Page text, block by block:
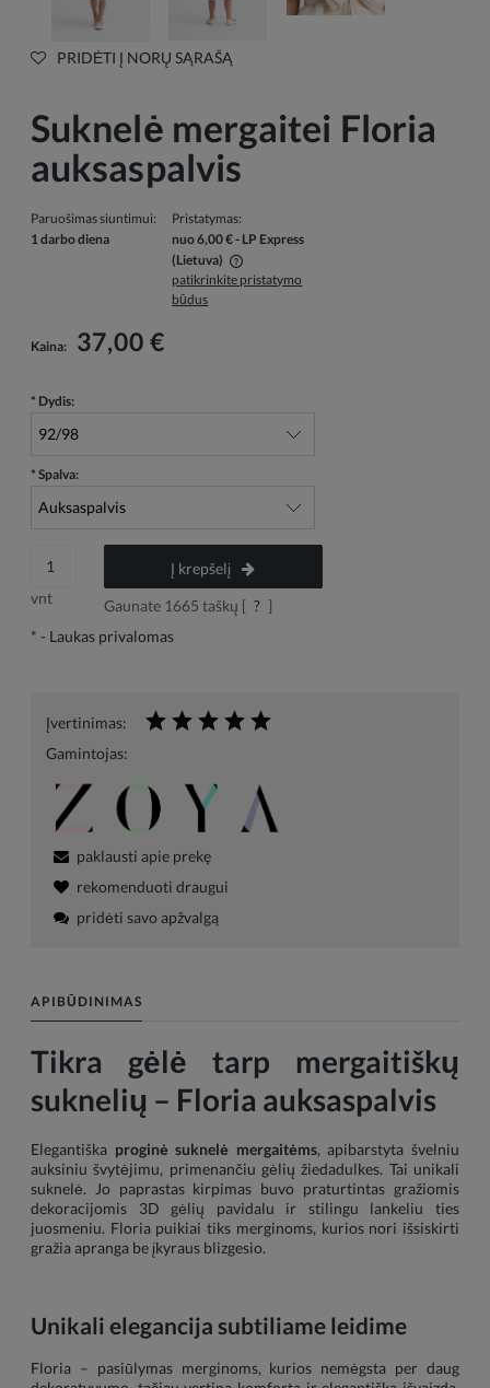
PRIDĖTI Į NORŲ SĄRAŠĄ
Suknelė mergaitei Floria
auksaspalvis
Paruošimas siuntimui:
1 darbo diena
Pristatymas:
nuo 6,00 €- LP Express
(Lietuva)
Į kainą neįskaičiuotos galimos mokėjimo išlaidos
patikrinkite pristatymo
būdus
Kaina: 37,00 €
* Dydis:
* Spalva:
vnt
Į krepšelį
Gaunate 1665 taškų [ ? ]
* - Laukas privalomas
Įvertinimas:
Gamintojas:
paklausti apie prekę
rekomenduoti draugui
pridėti savo apžvalgą
APIBŪDINIMAS
Tikra gėlė tarp mergaitiškų
suknelių – Floria auksaspalvis
Elegantiška proginė suknelė mergaitėms, apibarstyta švelniu
auksiniu švytėjimu, primenančiu gėlių žiedadulkes. Tai unikali
suknelė. Jo paprastas kirpimas buvo praturtintas gražiomis
dekoracijomis 3D gėlių pavidalu ir stilingu lankeliu ties
juosmeniu. Floria puikiai tiks merginoms, kurios nori išsiskirti
gražia apranga be įkyraus blizgesio.
Unikali elegancija subtiliame leidime
Floria – pasiūlymas merginoms, kurios nemėgsta per daug